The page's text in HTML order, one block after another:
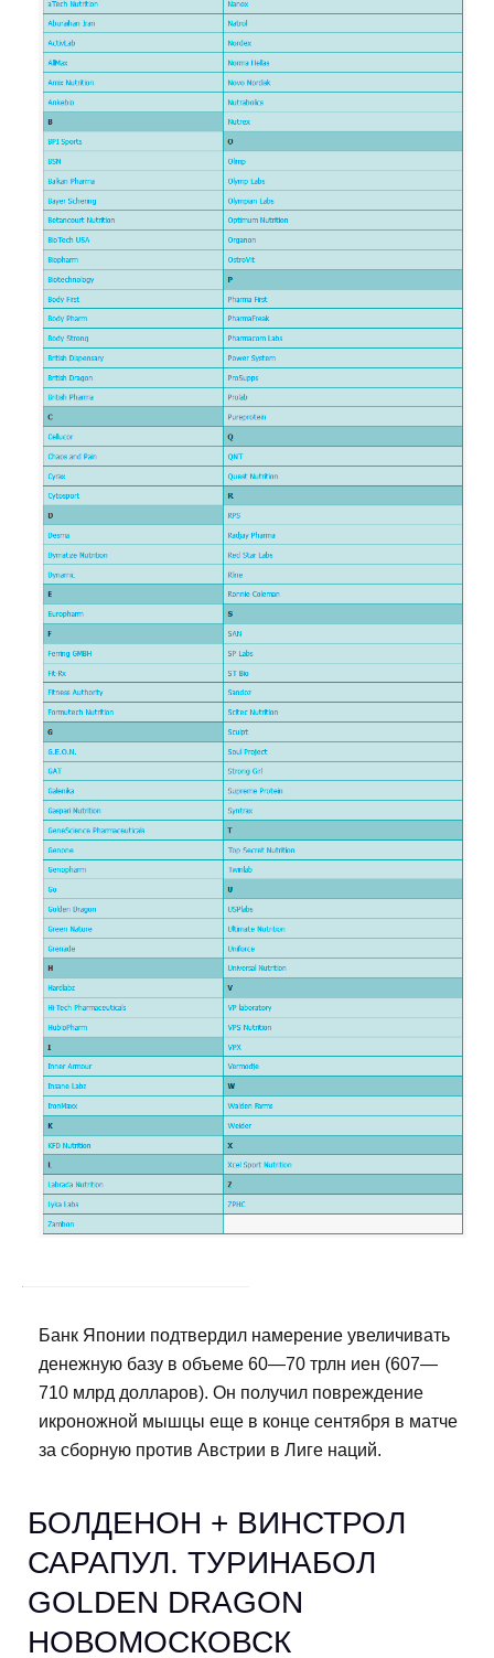
Банк Японии подтвердил намерение увеличивать
денежную базу в объеме 60—70 трлн иен (607—
710 млрд долларов). Он получил повреждение
икроножной мышцы еще в конце сентября в матче
за сборную против Австрии в Лиге наций.
БОЛДЕНОН + ВИНСТРОЛ
САРАПУЛ. ТУРИНАБОЛ
GOLDEN DRAGON
НОВОМОСКОВСК